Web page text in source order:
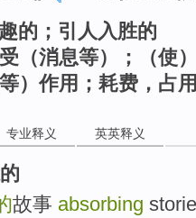
的；引人入胜的
（消息等）；（使
）作用；耗费，占
专业释义 英英释义
故事 absorbing